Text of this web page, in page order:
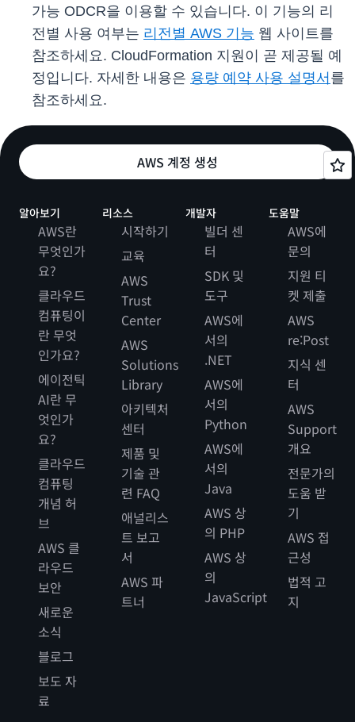
가능 ODCR을 이용할 수 있습니다. 이 기능의 리
전별 사용 여부는 리전별 AWS 기능 웹 사이트를
참조하세요. CloudFormation 지원이 곧 제공될 예
정입니다. 자세한 내용은 용량 예약 사용 설명서 를
참조하세요.
AWS 계정 생성
알아보기
AWS란
무엇인가
요?
클라우드
컴퓨팅이
란 무엇
인가요?
에이전틱
AI란 무
엇인가
요?
클라우드
컴퓨팅
개념 허
브
AWS 클
라우드
보안
새로운
소식
블로그
보도 자
료
리소스
시작하기
교육
AWS
Trust
Center
AWS
Solutions
Library
아키텍처
센터
제품 및
기술 관
련 FAQ
애널리스
트 보고
서
AWS 파
트너
개발자
빌더 센
터
SDK 및
도구
AWS에
서의
.NET
AWS에
서의
Python
AWS에
서의
Java
AWS 상
의 PHP
AWS 상
의
JavaScript
도움말
AWS에
문의
지원 티
켓 제출
AWS
re:Post
지식 센
터
AWS
Support
개요
전문가의
도움 받
기
AWS 접
근성
법적 고
지